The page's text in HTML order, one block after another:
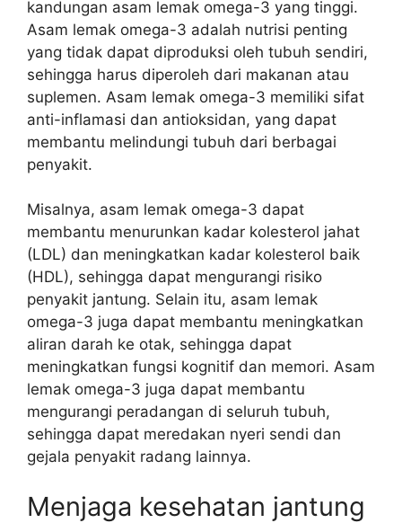
kandungan asam lemak omega-3 yang tinggi.
Asam lemak omega-3 adalah nutrisi penting
yang tidak dapat diproduksi oleh tubuh sendiri,
sehingga harus diperoleh dari makanan atau
suplemen. Asam lemak omega-3 memiliki sifat
anti-inflamasi dan antioksidan, yang dapat
membantu melindungi tubuh dari berbagai
penyakit.
Misalnya, asam lemak omega-3 dapat
membantu menurunkan kadar kolesterol jahat
(LDL) dan meningkatkan kadar kolesterol baik
(HDL), sehingga dapat mengurangi risiko
penyakit jantung. Selain itu, asam lemak
omega-3 juga dapat membantu meningkatkan
aliran darah ke otak, sehingga dapat
meningkatkan fungsi kognitif dan memori. Asam
lemak omega-3 juga dapat membantu
mengurangi peradangan di seluruh tubuh,
sehingga dapat meredakan nyeri sendi dan
gejala penyakit radang lainnya.
Menjaga kesehatan jantung